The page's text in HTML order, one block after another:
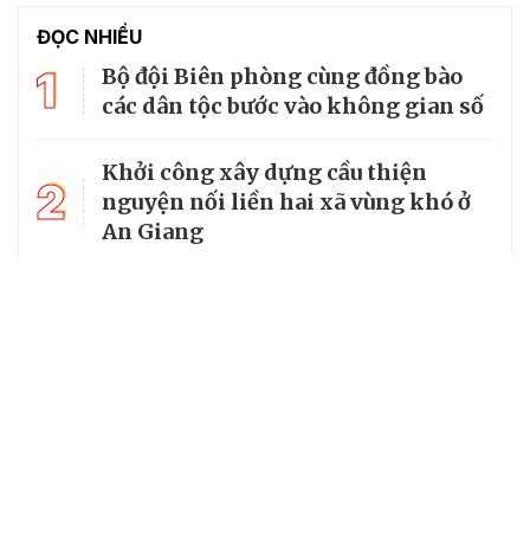
ĐỌC NHIỀU
1
Bộ đội Biên phòng cùng đồng bào
các dân tộc bước vào không gian số
2
Khởi công xây dựng cầu thiện
nguyện nối liền hai xã vùng khó ở
An Giang